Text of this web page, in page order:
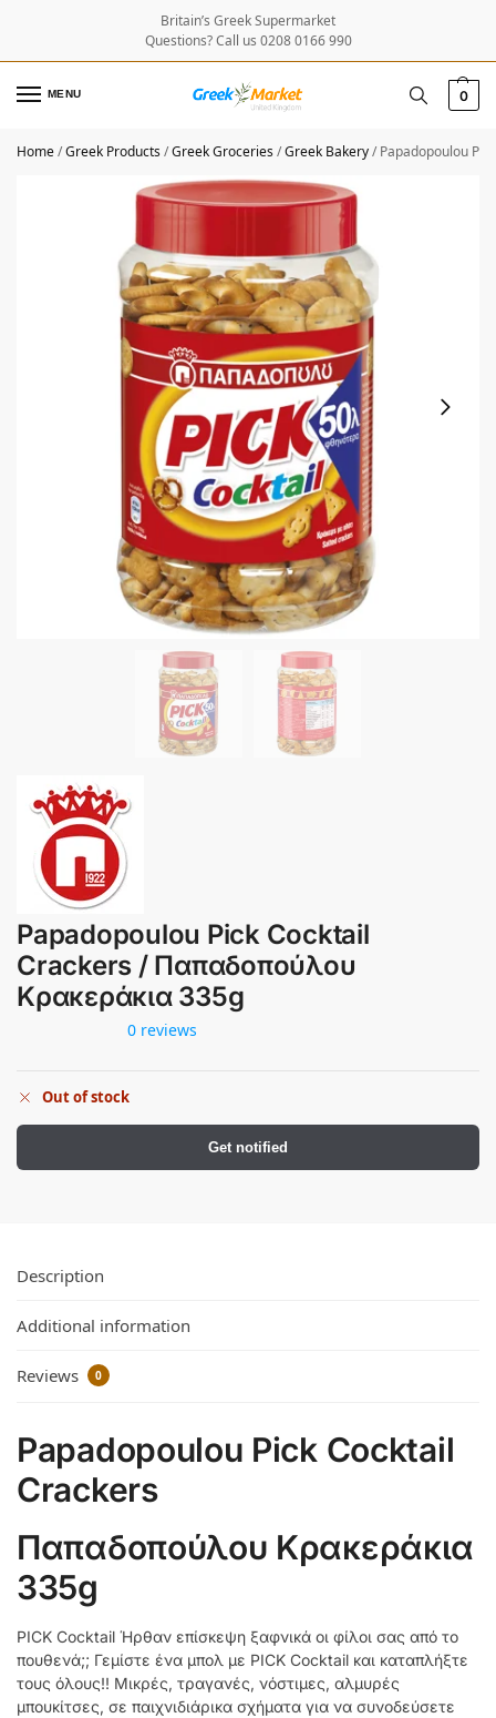
Britain’s Greek Supermarket
Questions? Call us 0208 0166 990
MENU 0
Home/Greek Products/Greek Groceries/Greek Bakery/Papadopoulou
Papadopoulou Pick Cocktail
Crackers / Παπαδοπούλου
Κρακεράκια 335g
0 reviews
Out of stock
Get notified
Description
Additional information
Reviews 0
Papadopoulou Pick Cocktail
Crackers
Παπαδοπούλου Κρακεράκια
335g
PICK Cocktail Ήρθαν επίσκεψη ξαφνικά οι φίλοι σας από το
πουθενά;; Γεμίστε ένα μπολ με PICK Cocktail και καταπλήξτε
τους όλους!! Μικρές, τραγανές, νόστιμες, αλμυρές
μπουκίτσες, σε παιχνιδιάρικα σχήματα για να συνοδεύσετε